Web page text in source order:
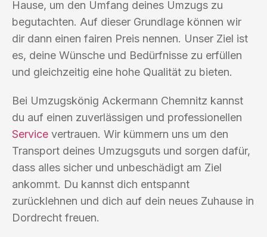
Hause, um den Umfang deines Umzugs zu
begutachten. Auf dieser Grundlage können wir
dir dann einen fairen Preis nennen. Unser Ziel ist
es, deine Wünsche und Bedürfnisse zu erfüllen
und gleichzeitig eine hohe Qualität zu bieten.
Bei Umzugskönig Ackermann Chemnitz kannst
du auf einen zuverlässigen und professionellen
Service vertrauen. Wir kümmern uns um den
Transport deines Umzugsguts und sorgen dafür,
dass alles sicher und unbeschädigt am Ziel
ankommt. Du kannst dich entspannt
zurücklehnen und dich auf dein neues Zuhause in
Dordrecht freuen.